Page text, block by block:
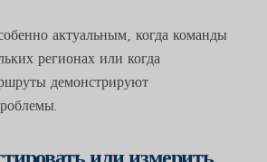
актуальным, когда команды
регионах или когда
демонстрируют
или измерить